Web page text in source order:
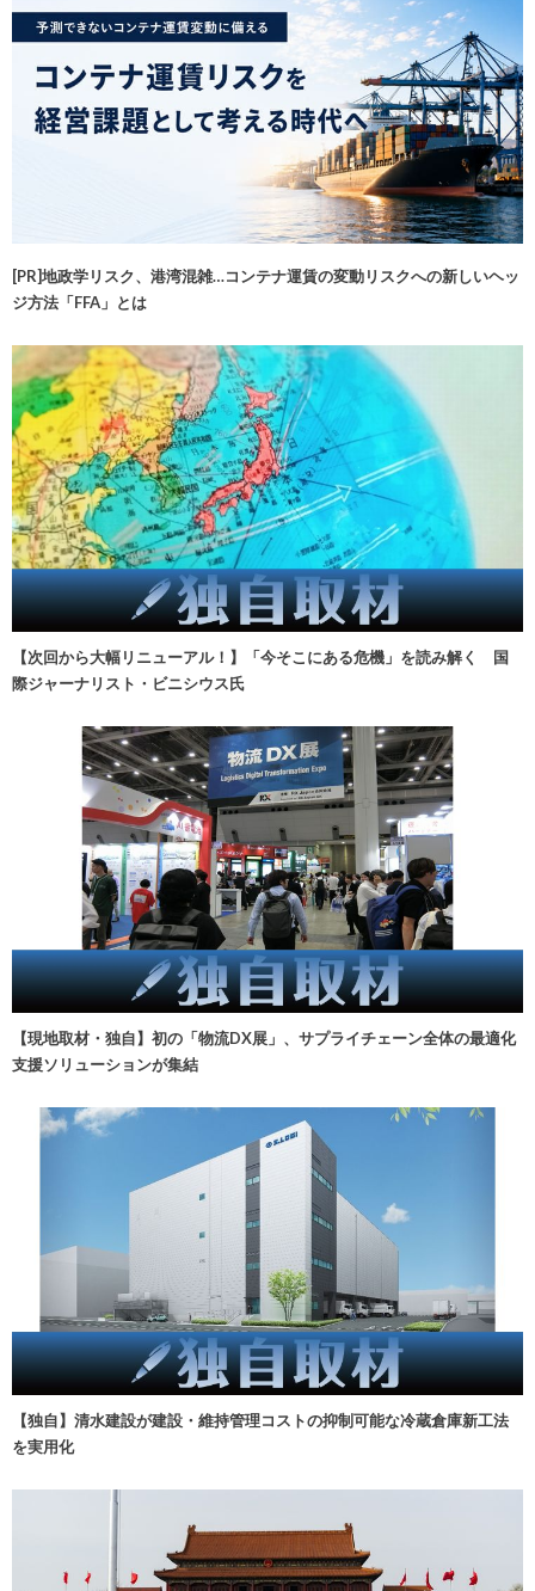
[PR]地政学リスク、港湾混雑…コンテナ運賃の変動リスクへの新しいヘッ
ジ方法「FFA」とは
【次回から大幅リニューアル！】「今そこにある危機」を読み解く 国
際ジャーナリスト・ビニシウス氏
【現地取材・独自】初の「物流DX展」、サプライチェーン全体の最適化
支援ソリューションが集結
【独自】清水建設が建設・維持管理コストの抑制可能な冷蔵倉庫新工法
を実用化